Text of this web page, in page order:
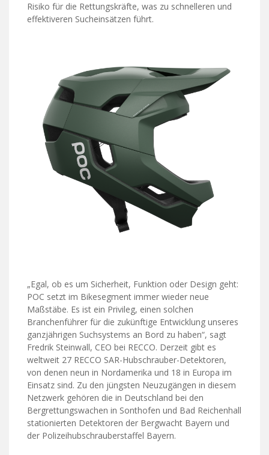
Risiko für die Rettungskräfte, was zu schnelleren und
effektiveren Sucheinsätzen führt.
„Egal, ob es um Sicherheit, Funktion oder Design geht:
POC setzt im Bikesegment immer wieder neue
Maßstäbe. Es ist ein Privileg, einen solchen
Branchenführer für die zukünftige Entwicklung unseres
ganzjährigen Suchsystems an Bord zu haben“, sagt
Fredrik Steinwall, CEO bei RECCO. Derzeit gibt es
weltweit 27 RECCO SAR-Hubschrauber-Detektoren,
von denen neun in Nordamerika und 18 in Europa im
Einsatz sind. Zu den jüngsten Neuzugängen in diesem
Netzwerk gehören die in Deutschland bei den
Bergrettungswachen in Sonthofen und Bad Reichenhall
stationierten Detektoren der Bergwacht Bayern und
der Polizeihubschrauberstaffel Bayern.